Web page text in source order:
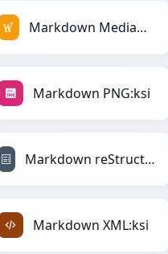
Markdown MediaWiki:ksi
Markdown PNG:ksi
Markdown reStructuredText:ksi
Markdown XML:ksi